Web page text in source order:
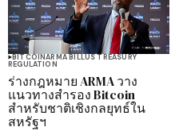
BITCOINARMA BILLUS TREASURY
REGULATION
ร่างกฎหมาย ARMA วาง
แนวทางสำรอง Bitcoin
สำหรับชาติเชิงกลยุทธ์ใน
สหรัฐฯ